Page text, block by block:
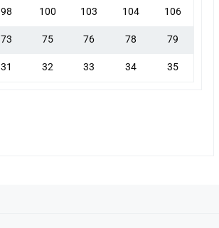
98 100 103 104 106
73 75 76 78 79
31 32 33 34 35